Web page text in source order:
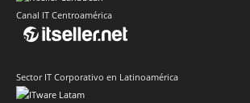
Canal IT Centroamérica
Sector IT Corporativo en Latinoamérica